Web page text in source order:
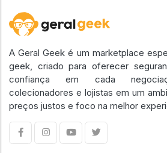
A Geral Geek é um marketplace
geek, criado para oferecer
confiança em cada
colecionadores e lojistas em um
preços justos e foco na melhor